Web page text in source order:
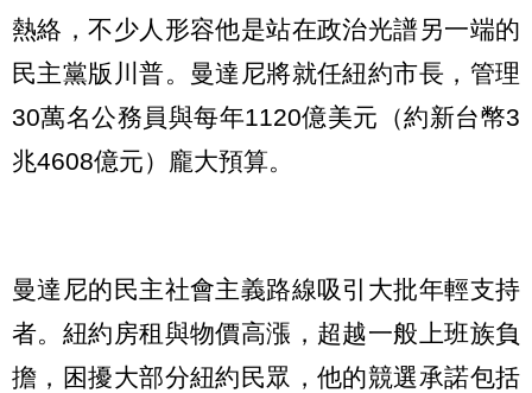
熱絡，不少人形容他是站在政治光譜另一端的
民主黨版川普。曼達尼將就任紐約市長，管理
30萬名公務員與每年1120億美元（約新台幣3
兆4608億元）龐大預算。
曼達尼的民主社會主義路線吸引大批年輕支持
者。紐約房租與物價高漲，超越一般上班族負
擔，困擾大部分紐約民眾，他的競選承諾包括